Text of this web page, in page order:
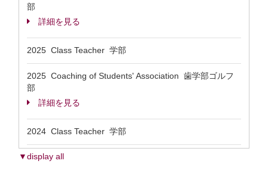
部
詳細を見る
2025 Class Teacher 学部
2025 Coaching of Students' Association 歯学部ゴルフ
部
詳細を見る
2024 Class Teacher 学部
▼display all